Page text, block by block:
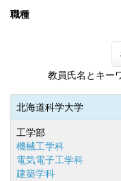
職種
教員氏名とキー
北海道科学大学
工学部
機械工学科
電気電子工学科
建築学科